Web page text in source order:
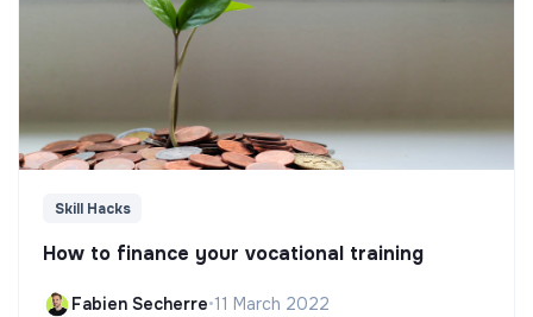
Skill Hacks
How to finance your vocational training
Fabien Secherre•11 March 2022